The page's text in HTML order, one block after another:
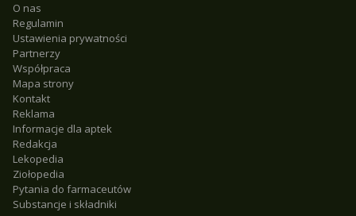
O nas
Regulamin
Ustawienia prywatności
Partnerzy
Współpraca
Mapa strony
Kontakt
Reklama
Informacje dla aptek
Redakcja
Lekopedia
Ziołopedia
Pytania do farmaceutów
Substancje i składniki